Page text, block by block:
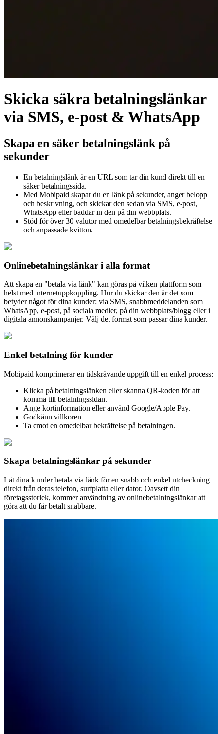
Skicka säkra betalningslänkar
via SMS, e-post & WhatsApp
Skapa en säker betalningslänk på
sekunder
En betalningslänk är en URL som tar din kund direkt till en
säker betalningssida.
Med Mobipaid skapar du en länk på sekunder, anger belopp
och beskrivning, och skickar den sedan via SMS, e-post,
WhatsApp eller bäddar in den på din webbplats.
Stöd för över 30 valutor med omedelbar betalningsbekräftelse
och anpassade kvitton.
Onlinebetalningslänkar i alla format
Att skapa en "betala via länk" kan göras på vilken plattform som
helst med internetuppkoppling. Hur du skickar den är det som
betyder något för dina kunder: via SMS, snabbmeddelanden som
WhatsApp, e-post, på sociala medier, på din webbplats/blogg eller i
digitala annonskampanjer. Välj det format som passar dina kunder.
Enkel betalning för kunder
Mobipaid komprimerar en tidskrävande uppgift till en enkel process:
Klicka på betalningslänken eller skanna QR-koden för att
komma till betalningssidan.
Ange kortinformation eller använd Google/Apple Pay.
Godkänn villkoren.
Ta emot en omedelbar bekräftelse på betalningen.
Skapa betalningslänkar på sekunder
Låt dina kunder betala via länk för en snabb och enkel utcheckning
direkt från deras telefon, surfplatta eller dator. Oavsett din
företagsstorlek, kommer användning av onlinebetalningslänkar att
göra att du får betalt snabbare.